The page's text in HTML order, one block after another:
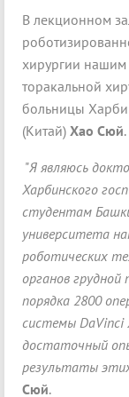
В лекционном
хирургии нашим
торакальной
больницы
(Китай) Хао Сюй.
"Я являюсь
Харбинского
студентам
университета
роботических
органов
порядка 2800
системы
достаточный
результаты
Сюй.